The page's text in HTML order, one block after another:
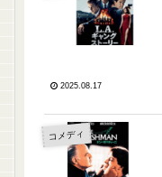
2025.08.17
コメディ